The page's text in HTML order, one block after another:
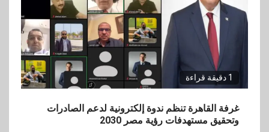
1 دقيقة قراءة
غرفة القاهرة تنظم ندوة إلكترونية لدعم الصادرات
وتحقيق مستهدفات رؤية مصر 2030